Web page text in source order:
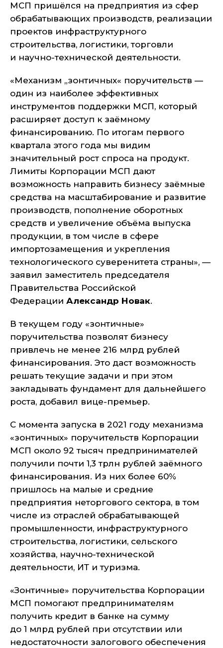
МСП пришёлся на предприятия из сфер
обрабатывающих производств, реализации
проектов инфраструктурного
строительства, логистики, торговли
и научно-технической деятельности.
«Механизм „зонтичных« поручительств —
один из наиболее эффективных
инструментов поддержки МСП, который
расширяет доступ к заёмному
финансированию. По итогам первого
квартала этого года мы видим
значительный рост спроса на продукт.
Лимиты Корпорации МСП дают
возможность направить бизнесу заёмные
средства на масштабирование и развитие
производств, пополнение оборотных
средств и увеличение объёма выпуска
продукции, в том числе в сфере
импортозамещения и укрепления
технологического суверенитета страны», —
заявил заместитель председателя
Правительства Российской
Федерации Александр Новак.
В текущем году «зонтичные»
поручительства позволят бизнесу
привлечь не менее 216 млрд рублей
финансирования. Это даст возможность
решать текущие задачи и при этом
закладывать фундамент для дальнейшего
роста, добавил вице-премьер.
С момента запуска в 2021 году механизма
«зонтичных» поручительств Корпорации
МСП около 92 тысяч предпринимателей
получили почти 1,3 трлн рублей заёмного
финансирования. Из них более 60%
пришлось на малые и средние
предприятия неторгового сектора, в том
числе из отраслей обрабатывающей
промышленности, инфраструктурного
строительства, логистики, сельского
хозяйства, научно-технической
деятельности, ИТ и туризма.
«Зонтичные» поручительства Корпорации
МСП помогают предпринимателям
получить кредит в банке на сумму
до 1 млрд рублей при отсутствии или
недостаточности залогового обеспечения